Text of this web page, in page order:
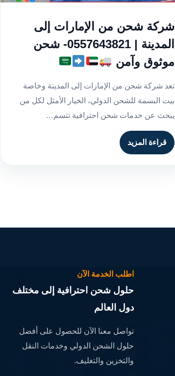
شركة شحن من الإمارات إلى
المدينة | 0557643821- شحن
موثوق وآمن
تعد شركة شحن من الإمارات إلى المدينة وخاصة
بيت البسمة للشحن الدولي، الخيار الأمثل لكل من
يبحث عن خدمات شحن احترافية تتسم…
قراءة المزيد
اطلب الخدمة الآن
حلول شحن احترافية إلى مختلف
دول العالم
تواصل معنا الآن للحصول على أفضل
حلول الشحن الدولي وخدمات النقل
والتخزين والتغليف.